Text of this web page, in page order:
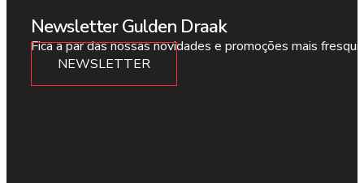
Newsletter Gulden Draak
Fica a par das nossas novidades e promoções mais
NEWSLETTER